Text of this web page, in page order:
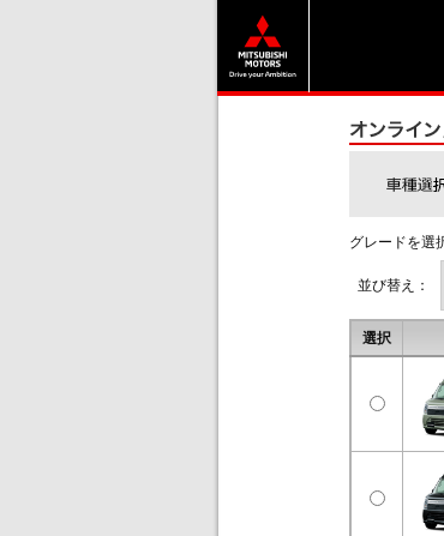
グレードを選
並び替え：
選択